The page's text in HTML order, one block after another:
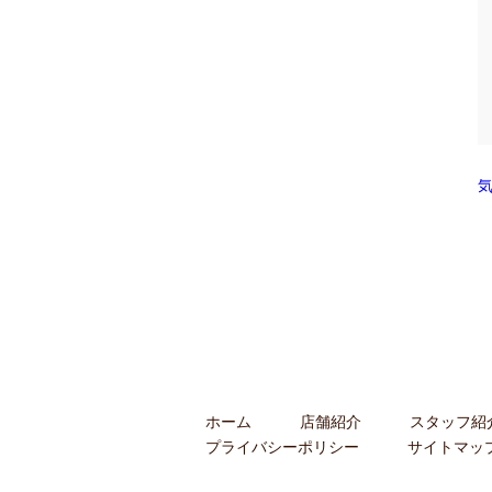
ホーム 店舗紹介
スタッフ紹
プライバシーポリシー
サイトマッ